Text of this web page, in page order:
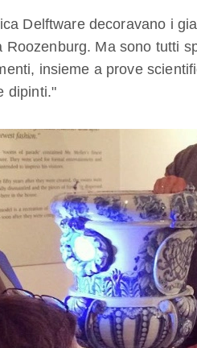
Delftware decoravano i
Roozenburg. Ma sono tutti
insieme a prove
dipinti."